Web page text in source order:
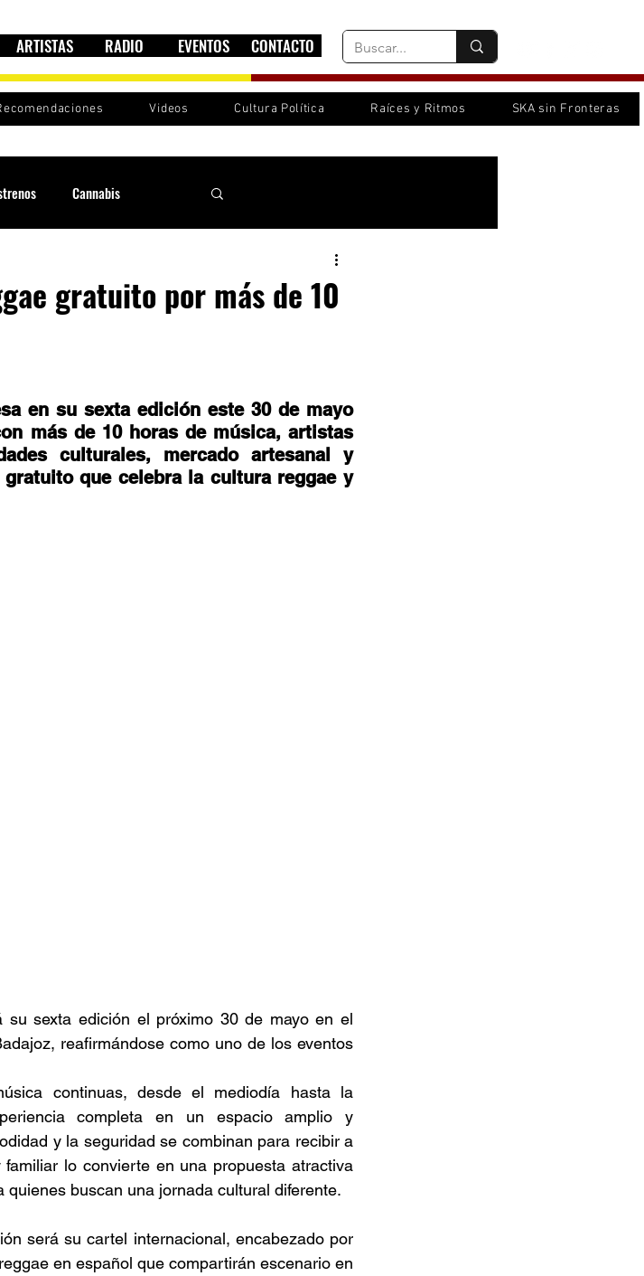
ARTISTAS RADIO EVENTOS CONTACTO
Videos Cultura Política Raíces y Ritmos SKA sin Fronteras
Cannabis
ANCOP
Artistas
gratuito por más de 10
en su sexta edición este 30 de mayo
más de 10 horas de música, artistas
culturales, mercado artesanal y
que celebra la cultura reggae y
su sexta edición el próximo 30 de mayo en el
reafirmándose como uno de los eventos
continuas, desde el mediodía hasta la
completa en un espacio amplio y
y la seguridad se combinan para recibir a
lo convierte en una propuesta atractiva
buscan una jornada cultural diferente.
será su cartel internacional, encabezado por
en español que compartirán escenario en